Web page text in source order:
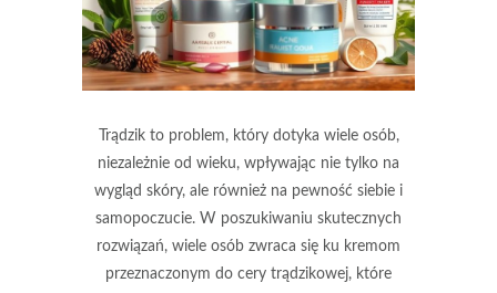
Trądzik to problem, który dotyka wiele osób,
niezależnie od wieku, wpływając nie tylko na
wygląd skóry, ale również na pewność siebie i
samopoczucie. W poszukiwaniu skutecznych
rozwiązań, wiele osób zwraca się ku kremom
przeznaczonym do cery trądzikowej, które